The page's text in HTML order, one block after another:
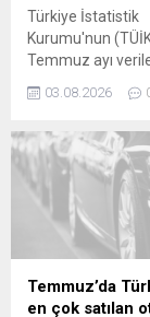
Türkiye İstatistik
Kurumu'nun
Temmuz ayı
çıktı. Haziran
seviyesindeydi.
03.08.2026
Temmuz’da
en çok satılan